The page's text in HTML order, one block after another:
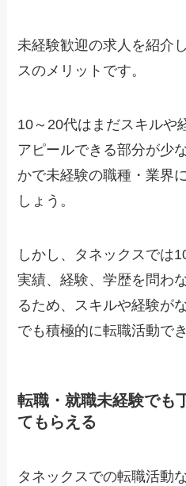
未経験歓迎の求人を紹介
スのメリットです。
10～20代はまだスキルや
アピールできる部分が少
かで未経験の職種・業界
しょう。
しかし、タネックスでは
実績、経験、学歴を問わ
るため、スキルや経験が
でも積極的に転職活動でき
転職・就職未経験でも
てもらえる
タネックスでの転職活動